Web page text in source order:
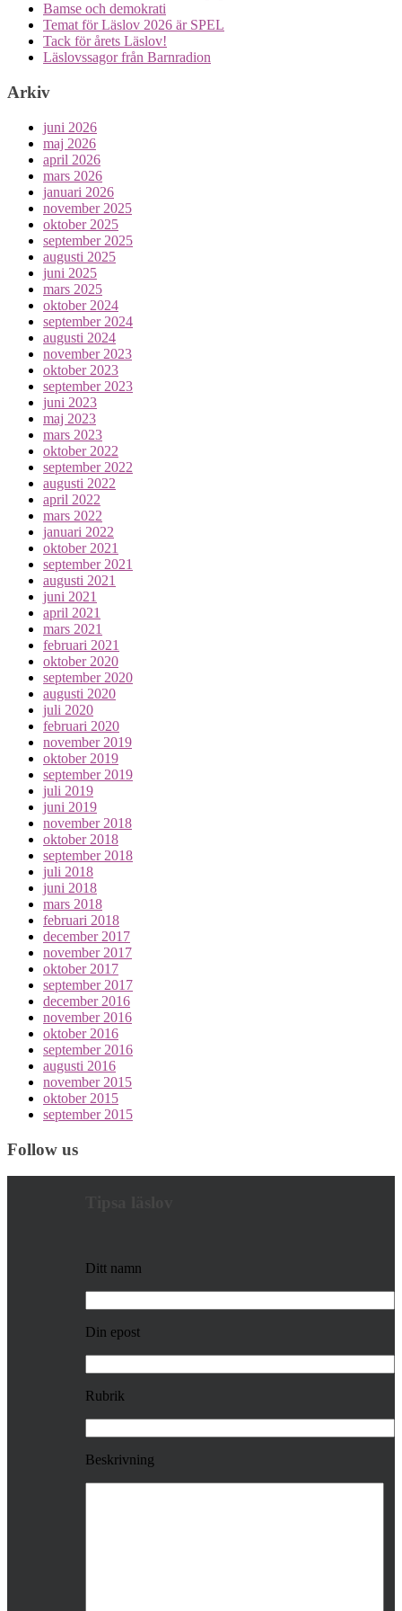
Bamse och demokrati
Temat för Läslov 2026 är SPEL
Tack för årets Läslov!
Läslovssagor från Barnradion
Arkiv
juni 2026
maj 2026
april 2026
mars 2026
januari 2026
november 2025
oktober 2025
september 2025
augusti 2025
juni 2025
mars 2025
oktober 2024
september 2024
augusti 2024
november 2023
oktober 2023
september 2023
juni 2023
maj 2023
mars 2023
oktober 2022
september 2022
augusti 2022
april 2022
mars 2022
januari 2022
oktober 2021
september 2021
augusti 2021
juni 2021
april 2021
mars 2021
februari 2021
oktober 2020
september 2020
augusti 2020
juli 2020
februari 2020
november 2019
oktober 2019
september 2019
juli 2019
juni 2019
november 2018
oktober 2018
september 2018
juli 2018
juni 2018
mars 2018
februari 2018
december 2017
november 2017
oktober 2017
september 2017
december 2016
november 2016
oktober 2016
september 2016
augusti 2016
november 2015
oktober 2015
september 2015
Follow us
Ditt namn
Din epost
Rubrik
Beskrivning